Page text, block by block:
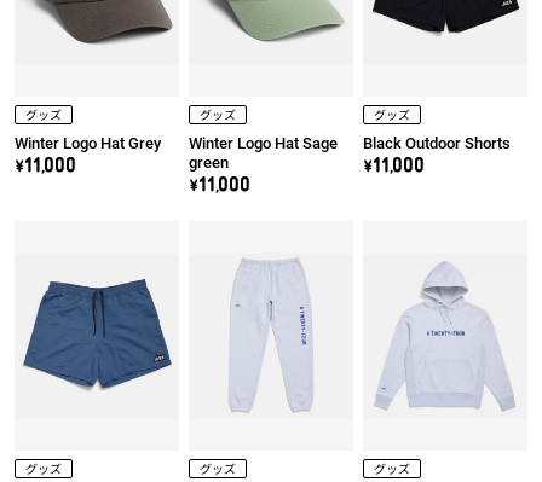
グッズ
Winter Logo Hat Grey
\11,000
グッズ
Winter Logo Hat Sage
green
\11,000
グッズ
Black Outdoor Shorts
\11,000
グッズ
グッズ
グッズ